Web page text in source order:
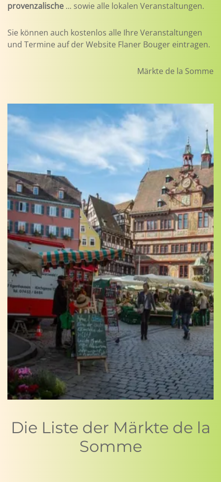
provenzalische ... sowie alle lokalen Veranstaltungen.
Sie können auch kostenlos alle Ihre Veranstaltungen
und Termine auf der Website Flaner Bouger eintragen.
Märkte de la Somme
Die Liste der Märkte de la
Somme